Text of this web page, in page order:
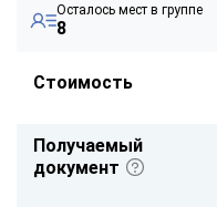
Осталось мест в группе
8
Стоимость
Получаемый
документ